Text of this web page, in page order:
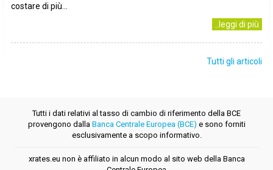
costare di più...
..leggi di più
Tutti gli articoli
Tutti i dati relativi al tasso di cambio di riferimento della BCE
provengono dalla Banca Centrale Europea (BCE) e sono forniti
esclusivamente a scopo informativo.
xrates.eu non è affiliato in alcun modo al sito web della Banca